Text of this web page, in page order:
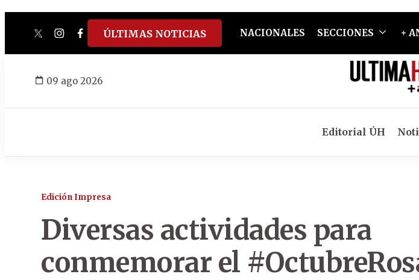
twitterinstagram
facebook
tiktokyoutube
spotify
ÚLTIMAS NOTICIAS NACIONALES SECCIONES +
09 ago 2026
Editorial ÚH
Edición Impresa
Diversas actividades para
conmemorar el